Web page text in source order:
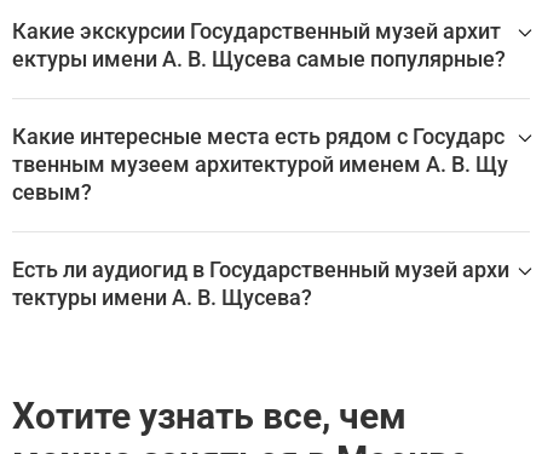
Какие экскурсии Государственный музей архит
ектуры имени А. В. Щусева самые популярные?
ктуры имени А. В. Щусева:
Кофе, кошка, Мандельштам: прогулка по переулкам Х
амовников
Какие интересные места есть рядом с Государс
твенным музеем архитектурой именем А. В. Щу
севым?
а находится в Москве, в окружении множества других в
еликолепных мест.
Кофе, кошка, Мандельштам: прогулка по переулкам Х
амовников
Есть ли аудиогид в Государственный музей архи
тектуры имени А. В. Щусева?
историю достопримечательности без экскурсовода.
Лучшие аудиогиды и самостоятельные экскурсии по Го
Хотите узнать все, чем